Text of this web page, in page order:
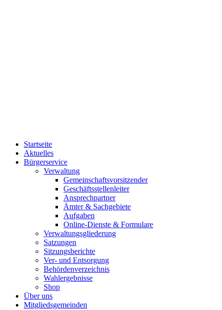
Startseite
Aktuelles
Bürgerservice
Verwaltung
Gemeinschaftsvorsitzender
Geschäftsstellenleiter
Ansprechpartner
Ämter & Sachgebiete
Aufgaben
Online-Dienste & Formulare
Verwaltungsgliederung
Satzungen
Sitzungsberichte
Ver- und Entsorgung
Behördenverzeichnis
Wahlergebnisse
Shop
Über uns
Mitgliedsgemeinden